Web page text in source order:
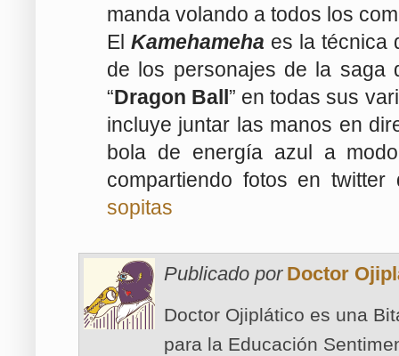
manda volando a todos los
El Kamehameha es la técnica
de los personajes de la saga
“Dragon Ball ” en todas sus
incluye juntar las manos en
bola de energía azul a
compartiendo fotos en
sopitas
Publicado por Doctor
Doctor Ojiplático es una
para la Educación